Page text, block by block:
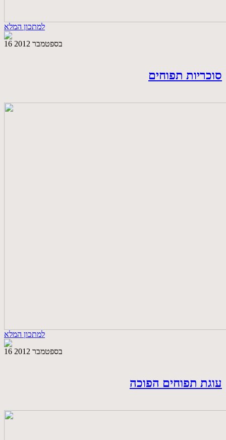
למתכון המלא
16 בספטמבר 2012
סוכריות תפוחים
למתכון המלא
16 בספטמבר 2012
עוגת תפוחים הפוכה